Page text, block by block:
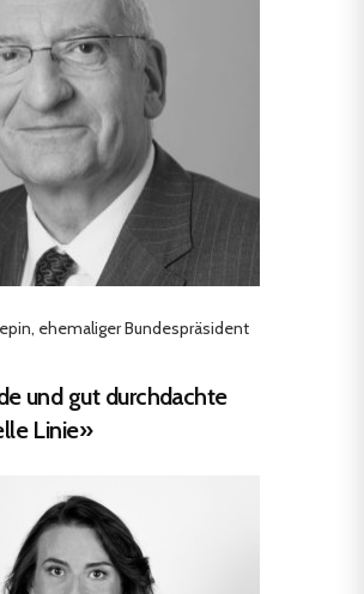
ehemaliger Bundespräsident
und gut durchdachte
Linie»